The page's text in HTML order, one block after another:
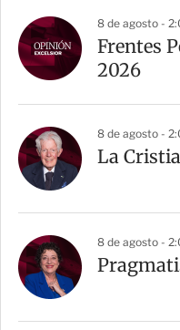
a
r
t
8 de agosto -
Frentes
2026
8 de agosto -
La
8 de agosto -